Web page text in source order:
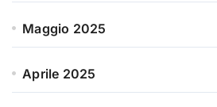
Maggio 2025
Aprile 2025